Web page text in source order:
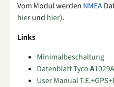
Vom Modul werden NMEA
hierund hier).
Links
Minimalbeschaltung
Datenblatt TycoA1029A
User Manual